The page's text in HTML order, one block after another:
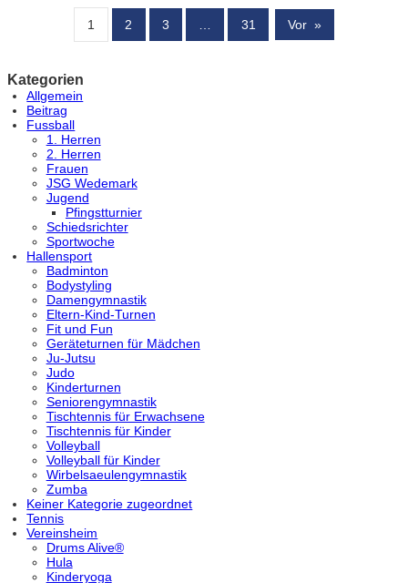
1 2 3 … 31 Vor »
Kategorien
Allgemein
Beitrag
Fussball
1. Herren
2. Herren
Frauen
JSG Wedemark
Jugend
Pfingstturnier
Schiedsrichter
Sportwoche
Hallensport
Badminton
Bodystyling
Damengymnastik
Eltern-Kind-Turnen
Fit und Fun
Geräteturnen für Mädchen
Ju-Jutsu
Judo
Kinderturnen
Seniorengymnastik
Tischtennis für Erwachsene
Tischtennis für Kinder
Volleyball
Volleyball für Kinder
Wirbelsaeulengymnastik
Zumba
Keiner Kategorie zugeordnet
Tennis
Vereinsheim
Drums Alive®
Hula
Kinderyoga